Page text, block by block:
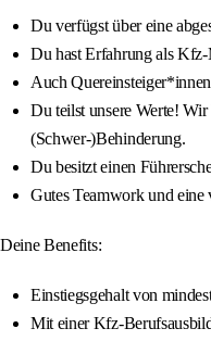
Du verfügst über eine
Du hast Erfahrung als
Auch
Du teilst unsere Werte!
(Schwer-)Behinderung.
Du besitzt einen
Gutes Teamwork und
Deine Benefits:
Einstiegsgehalt von
Mit einer Kfz-